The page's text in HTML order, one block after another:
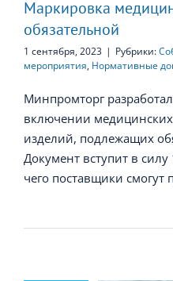
Маркировка
обязательной
1 сентября, 2023 | Рубрики:
мероприятия, Нормативные
Минпромторг
включении медицинских
изделий, подлежащих
Документ вступит в
чего поставщики смогут